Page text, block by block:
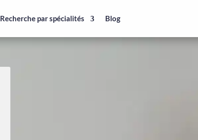
Recherche par spécialités Blog